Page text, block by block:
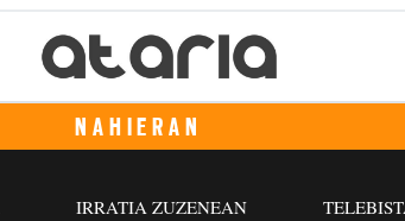
NAHIERAN
IRRATIA ZUZENEAN